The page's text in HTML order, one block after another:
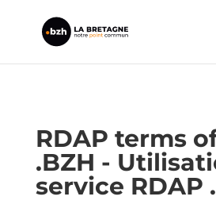
RDAP terms
.BZH -
service RDAP